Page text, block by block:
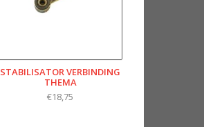
STABILISATOR VERBINDING
THEMA
€18,75